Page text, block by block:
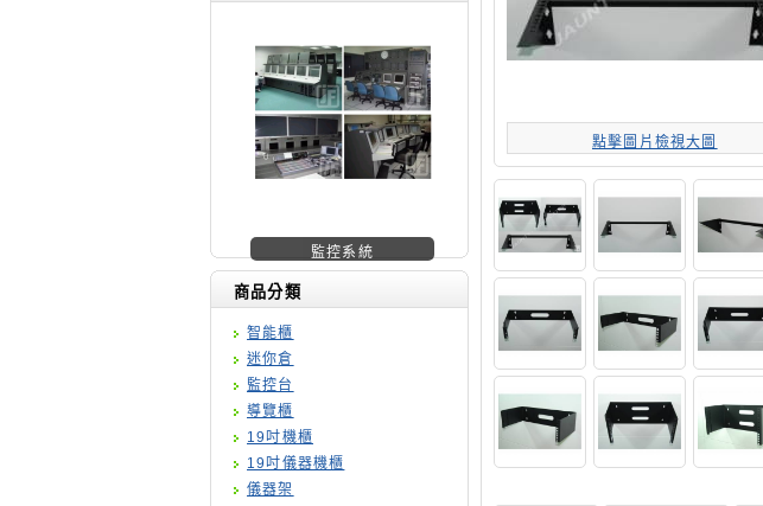
機櫃廠商
商品分類
智能櫃
迷你倉
監控台
導覽櫃
19吋機櫃
19吋儀器機櫃
儀器架
點擊圖片檢視大圖